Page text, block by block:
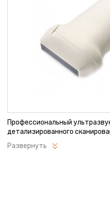
Профессиональный
детализированного
Обеспечивает высокое
исследованиях. Идеально
Развернуть